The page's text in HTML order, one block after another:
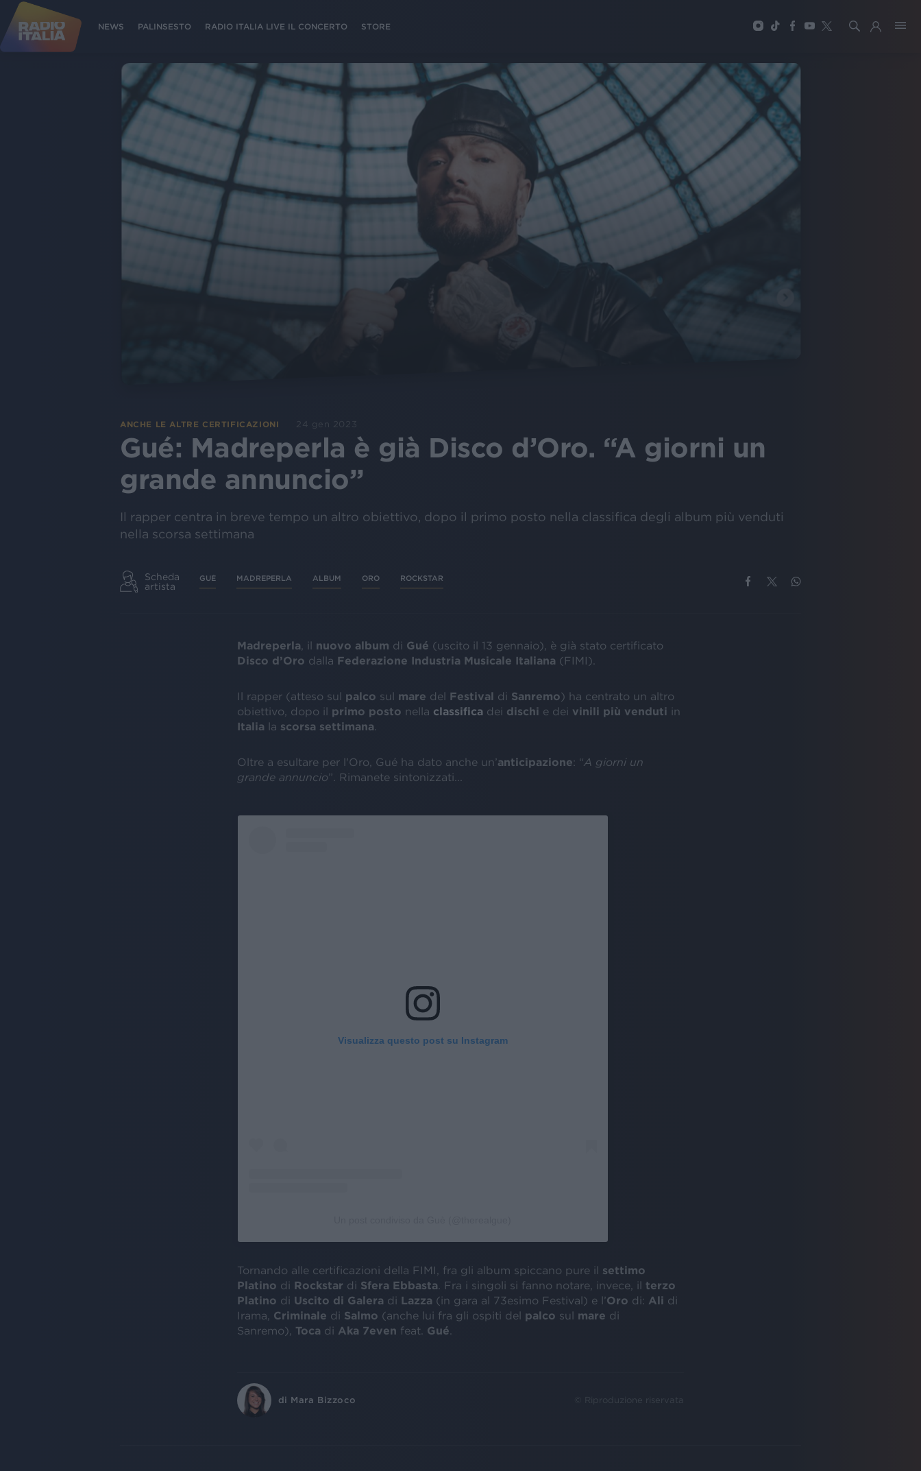
NEWS PALINSESTO RADIO ITALIA LIVE IL CONCERTO STORE
ANCHE LE ALTRE CERTIFICAZIONI 24 gen 2023
Gué: Madreperla è già Disco d’Oro. “A giorni un
grande annuncio”
Il rapper centra in breve tempo un altro obiettivo, dopo il primo posto nella classifica degli album più venduti
nella scorsa settimana
Scheda
artista
GUÉ MADREPERLA ALBUM ORO ROCKSTAR
Madreperla , il nuovo album di Gué (uscito il 13 gennaio), è già stato certificato
Disco d’Oro dalla Federazione Industria Musicale Italiana (FIMI).
Il rapper (atteso sul palco sul mare del Festival di Sanremo) ha centrato un altro
obiettivo, dopo il primo posto nella classificadei dischi e dei vinili più venduti in
Italia la scorsa settimana
Oltre a esultare per l'Oro, Gué ha dato anche un’anticipazione: “A giorni un
grande annuncio”. Rimanete sintonizzati...
Visualizza questo post su Instagram
Tornando alle certificazioni della FIMI, fra gli album spiccano pure il settimo
Platino di Rockstar di Sfera Ebbasta . Fra i singoli si fanno notare, invece, il terzo
Platino di Uscito di Galera di Lazza (in gara al 73esimo Festival) e l’Oro di: Ali di
Irama, Criminale di Salmo (anche lui fra gli ospiti del palco sul mare di
Sanremo), Toca di Aka 7even feat. Gué
di Mara Bizzoco © Riproduzione riservata